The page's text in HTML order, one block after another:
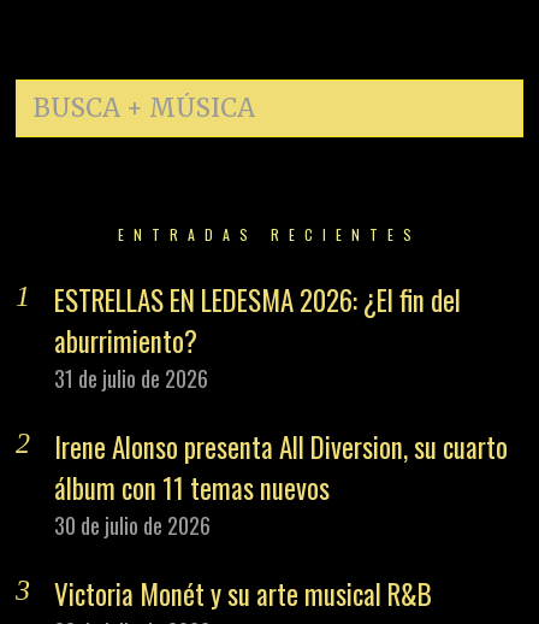
ENTRADAS RECIENTES
ESTRELLAS EN LEDESMA 2026: ¿El fin del
aburrimiento?
31 de julio de 2026
Irene Alonso presenta All Diversion, su cuarto
álbum con 11 temas nuevos
30 de julio de 2026
Victoria Monét y su arte musical R&B